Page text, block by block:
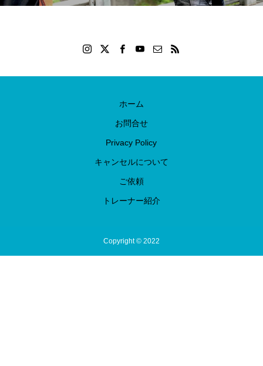
ホーム
お問合せ
Privacy Policy
キャンセルについて
ご依頼
トレーナー紹介
Copyright © 2022